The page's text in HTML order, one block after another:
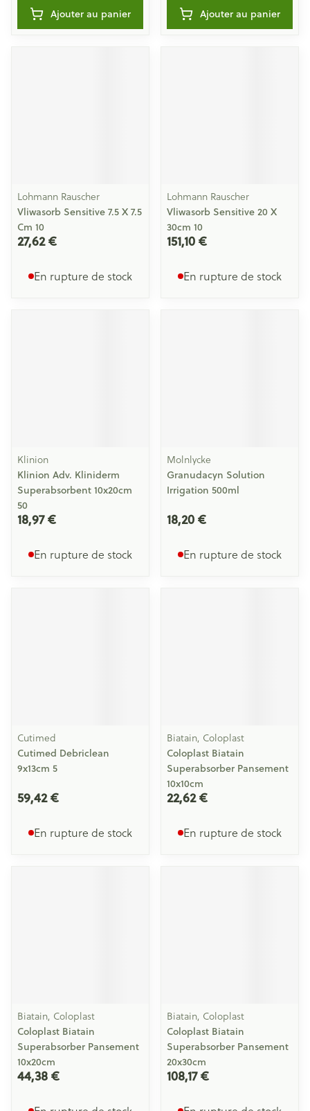
Ajouter au panier Ajouter au panier
Lohmann Rauscher
Vliwasorb Sensitive 7.5 X 7.5
Cm 10
27,62 €
En rupture de stock
Lohmann Rauscher
Vliwasorb Sensitive 20 X
30cm 10
151,10 €
En rupture de stock
Klinion
Klinion Adv. Kliniderm
Superabsorbent 10x20cm
50
18,97 €
En rupture de stock
Molnlycke
Granudacyn Solution
Irrigation 500ml
18,20 €
En rupture de stock
Cutimed
Cutimed Debriclean
9x13cm 5
59,42 €
En rupture de stock
Biatain, Coloplast
Coloplast Biatain
Superabsorber Pansement
10x10cm
22,62 €
En rupture de stock
Biatain, Coloplast
Coloplast Biatain
Superabsorber Pansement
10x20cm
44,38 €
Biatain, Coloplast
Coloplast Biatain
Superabsorber Pansement
20x30cm
108,17 €